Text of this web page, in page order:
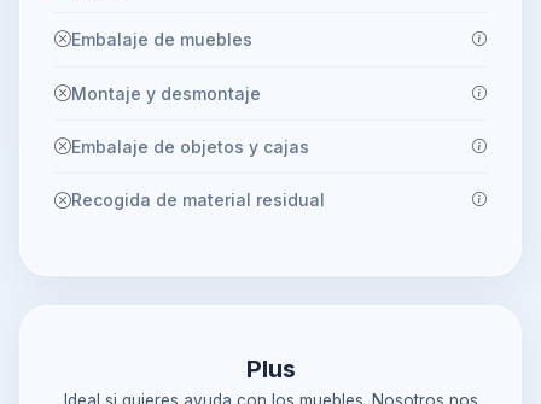
Embalaje de muebles
Montaje y desmontaje
Embalaje de objetos y cajas
Recogida de material residual
Plus
Ideal si quieres ayuda con los muebles. Nosotros nos